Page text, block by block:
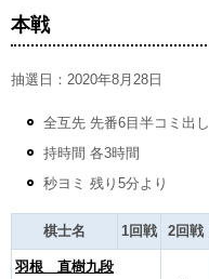
本戦
抽選日：2020年8月28日
全互先 先番6目半コミ出し
持時間 各3時間
秒ヨミ 残り5分より
棋士名 1回戦 2回戦
羽根 直樹九段